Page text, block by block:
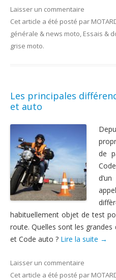
Laisser un commentaire
Cet article a été posté par
générale & news moto, Essais &
grise moto.
Les principales
et auto
de
habituellement objet de test
route. Quelles sont les
et Code auto ? Lire la suite →
Laisser un commentaire
Cet article a été posté par